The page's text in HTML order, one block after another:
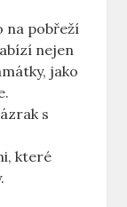
na pobřeží
nejen
jako
s
které